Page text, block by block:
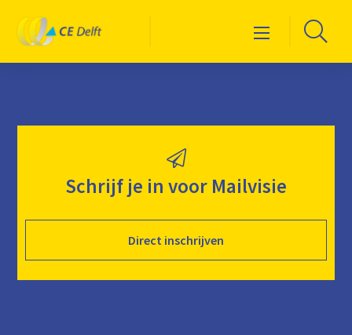
Logo
CE
Delft
Menu Ga
Schrijf je in voor Mailvisie
Direct inschrijven